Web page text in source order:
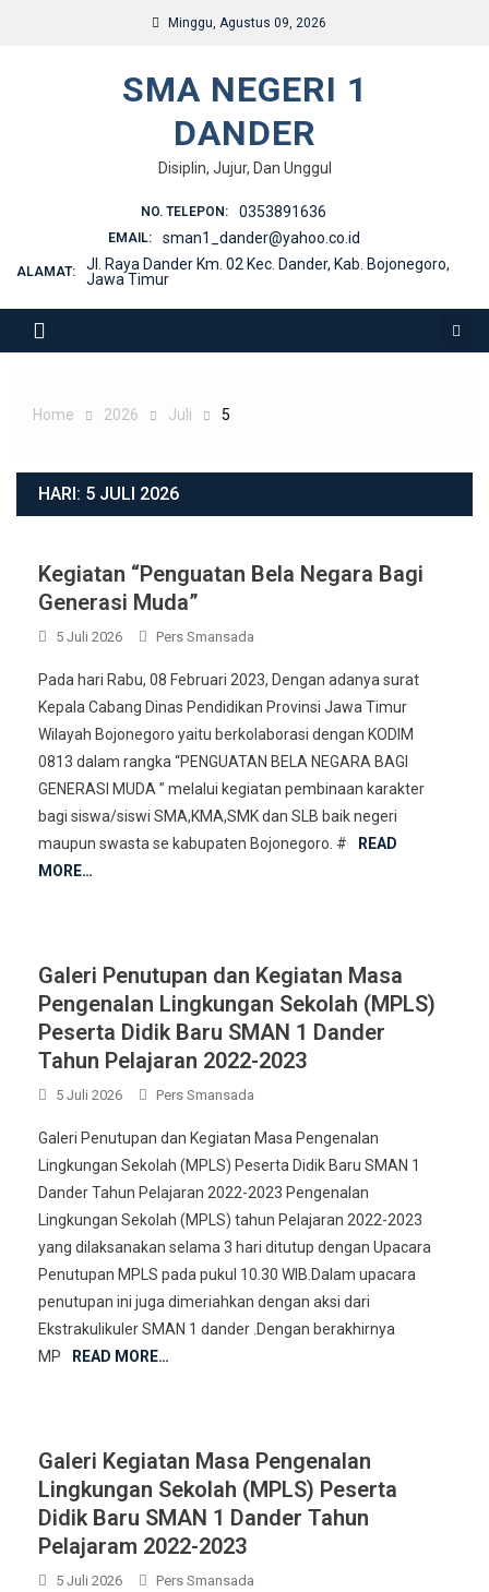
Minggu, Agustus 09, 2026
SMA NEGERI 1
DANDER
Disiplin, Jujur, Dan Unggul
NO. TELEPON: 0353891636
EMAIL: sman1_dander@yahoo.co.id
ALAMAT:
Jl. Raya Dander Km. 02 Kec. Dander, Kab. Bojonegoro,
Jawa Timur
Home 2026 Juli 5
HARI: 5 JULI 2026
Kegiatan “Penguatan Bela Negara Bagi
Generasi Muda”
5 Juli 2026 Pers Smansada
Pada hari Rabu, 08 Februari 2023, Dengan adanya surat
Kepala Cabang Dinas Pendidikan Provinsi Jawa Timur
Wilayah Bojonegoro yaitu berkolaborasi dengan KODIM
0813 dalam rangka “PENGUATAN BELA NEGARA BAGI
GENERASI MUDA ” melalui kegiatan pembinaan karakter
bagi siswa/siswi SMA,KMA,SMK dan SLB baik negeri
maupun swasta se kabupaten Bojonegoro. #
READ
MORE…
Galeri Penutupan dan Kegiatan Masa
Pengenalan Lingkungan Sekolah (MPLS)
Peserta Didik Baru SMAN 1 Dander
Tahun Pelajaran 2022-2023
5 Juli 2026 Pers Smansada
Galeri Penutupan dan Kegiatan Masa Pengenalan
Lingkungan Sekolah (MPLS) Peserta Didik Baru SMAN 1
Dander Tahun Pelajaran 2022-2023 Pengenalan
Lingkungan Sekolah (MPLS) tahun Pelajaran 2022-2023
yang dilaksanakan selama 3 hari ditutup dengan Upacara
Penutupan MPLS pada pukul 10.30 WIB.Dalam upacara
penutupan ini juga dimeriahkan dengan aksi dari
Ekstrakulikuler SMAN 1 dander .Dengan berakhirnya
MP
READ MORE…
Galeri Kegiatan Masa Pengenalan
Lingkungan Sekolah (MPLS) Peserta
Didik Baru SMAN 1 Dander Tahun
Pelajaram 2022-2023
5 Juli 2026 Pers Smansada